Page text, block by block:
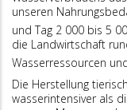
unseren
und Tag 2 000 bis 5
die Landwirtschaft
Wasserressourcen
Die Herstellung
wasserintensiver als